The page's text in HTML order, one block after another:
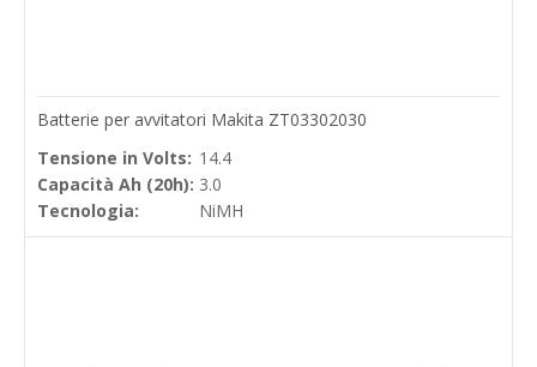
Batterie per avvitatori Makita ZT03302030
Tensione in Volts: 14.4
Capacità Ah (20h): 3.0
Tecnologia:
NiMH